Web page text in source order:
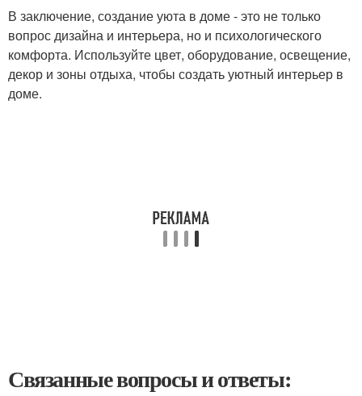
В заключение, создание уюта в доме - это не только
вопрос дизайна и интерьера, но и психологического
комфорта. Используйте цвет, оборудование, освещение,
декор и зоны отдыха, чтобы создать уютный интерьер в
доме.
Связанные вопросы и ответы: